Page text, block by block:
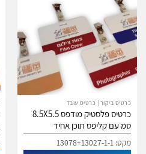
כרטיס ביקור | כרטיס עובד
כרטיס פלסטיק מודפס 8.5X5.5
סמ עם קליפס תוכן אחיד
מקט: 13078+13027-1-1